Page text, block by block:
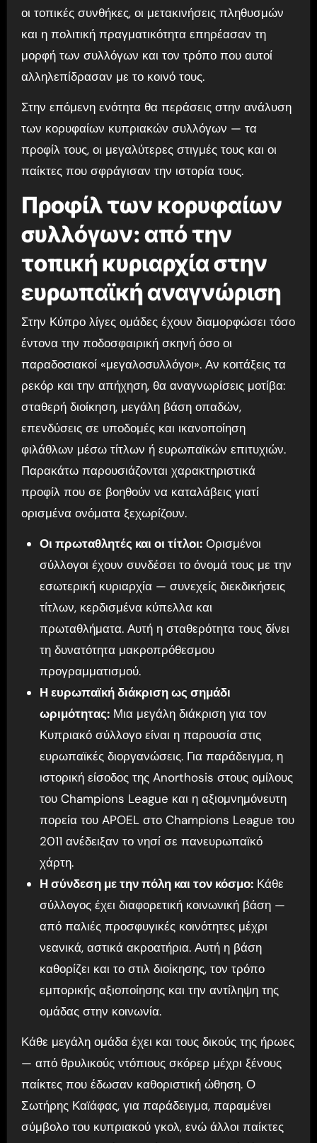
οι τοπικές συνθήκες, οι μετακινήσεις πληθυσμών
και η πολιτική πραγματικότητα επηρέασαν τη
μορφή των συλλόγων και τον τρόπο που αυτοί
αλληλεπίδρασαν με το κοινό τους.
Στην επόμενη ενότητα θα περάσεις στην ανάλυση
των κορυφαίων κυπριακών συλλόγων — τα
προφίλ τους, οι μεγαλύτερες στιγμές τους και οι
παίκτες που σφράγισαν την ιστορία τους.
Προφίλ των κορυφαίων
συλλόγων: από την
τοπική κυριαρχία στην
ευρωπαϊκή αναγνώριση
Στην Κύπρο λίγες ομάδες έχουν διαμορφώσει τόσο
έντονα την ποδοσφαιρική σκηνή όσο οι
παραδοσιακοί «μεγαλοσυλλόγοι». Αν κοιτάξεις τα
ρεκόρ και την απήχηση, θα αναγνωρίσεις μοτίβα:
σταθερή διοίκηση, μεγάλη βάση οπαδών,
επενδύσεις σε υποδομές και ικανοποίηση
φιλάθλων μέσω τίτλων ή ευρωπαϊκών επιτυχιών.
Παρακάτω παρουσιάζονται χαρακτηριστικά
προφίλ που σε βοηθούν να καταλάβεις γιατί
ορισμένα ονόματα ξεχωρίζουν.
Οι πρωταθλητές και οι τίτλοι:Ορισμένοι
σύλλογοι έχουν συνδέσει το όνομά τους με την
εσωτερική κυριαρχία — συνεχείς διεκδικήσεις
τίτλων, κερδισμένα κύπελλα και
πρωταθλήματα. Αυτή η σταθερότητα τους δίνει
τη δυνατότητα μακροπρόθεσμου
προγραμματισμού.
Η ευρωπαϊκή διάκριση ως σημάδι
ωριμότητας:Μια μεγάλη διάκριση για τον
Κυπριακό σύλλογο είναι η παρουσία στις
ευρωπαϊκές διοργανώσεις. Για παράδειγμα, η
ιστορική είσοδος της Anorthosis στους ομίλους
του Champions League και η αξιομνημόνευτη
πορεία του APOEL στο Champions League του
2011 ανέδειξαν το νησί σε πανευρωπαϊκό
χάρτη.
Η σύνδεση με την πόλη και τον κόσμο:Κάθε
σύλλογος έχει διαφορετική κοινωνική βάση —
από παλιές προσφυγικές κοινότητες μέχρι
νεανικά, αστικά ακροατήρια. Αυτή η βάση
καθορίζει και το στιλ διοίκησης, τον τρόπο
εμπορικής αξιοποίησης και την αντίληψη της
ομάδας στην κοινωνία.
Κάθε μεγάλη ομάδα έχει και τους δικούς της ήρωες
— από θρυλικούς ντόπιους σκόρερ μέχρι ξένους
παίκτες που έδωσαν καθοριστική ώθηση. Ο
Σωτήρης Καϊάφας, για παράδειγμα, παραμένει
σύμβολο του κυπριακού γκολ, ενώ άλλοι παίκτες